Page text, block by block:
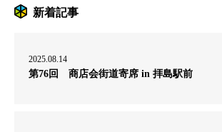
新着記事
2025.08.14
第76回 商店会街道寄席 in 拝島駅前